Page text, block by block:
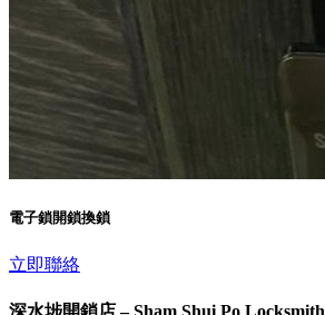
電子鎖開鎖換鎖
立即聯絡
深水埗開鎖店 – Sham Shui Po Locksmith